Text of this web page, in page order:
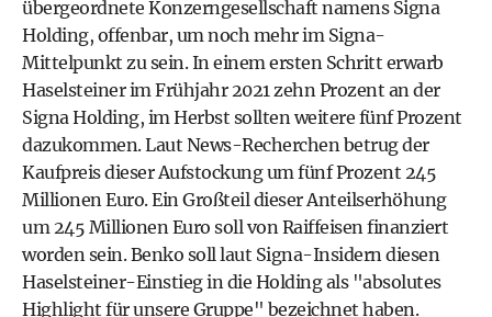
übergeordnete Konzerngesellschaft namens Signa
Holding, offenbar, um noch mehr im Signa-
Mittelpunkt zu sein. In einem ersten Schritt erwarb
Haselsteiner im Frühjahr 2021 zehn Prozent an der
Signa Holding, im Herbst sollten weitere fünf Prozent
dazukommen. Laut News-Recherchen betrug der
Kaufpreis dieser Aufstockung um fünf Prozent 245
Millionen Euro. Ein Großteil dieser Anteilserhöhung
um 245 Millionen Euro soll von Raiffeisen finanziert
worden sein. Benko soll laut Signa-Insidern diesen
Haselsteiner-Einstieg in die Holding als "absolutes
Highlight für unsere Gruppe" bezeichnet haben.